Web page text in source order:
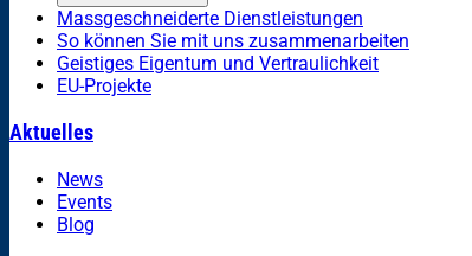
Massgeschneiderte Dienstleistungen
So können Sie mit uns zusammenarbeiten
Geistiges Eigentum und Vertraulichkeit
EU-Projekte
Aktuelles
News
Events
Blog